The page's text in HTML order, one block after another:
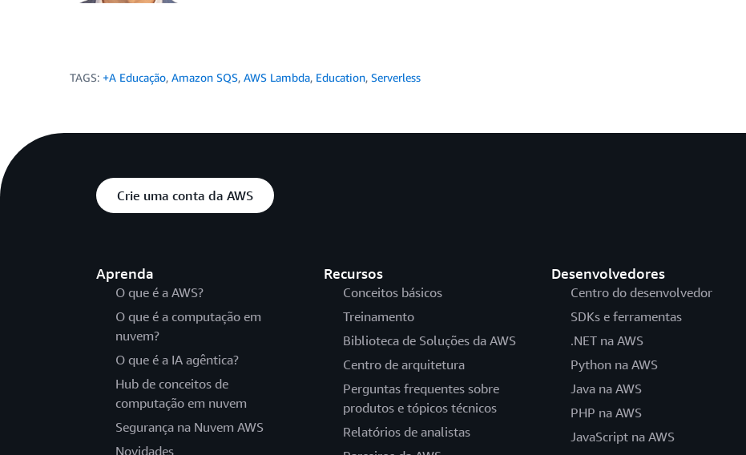
TAGS: +A Educação, Amazon SQS, AWS Lambda, Education, Serverless
Crie uma conta da AWS
Aprenda
O que é a AWS?
O que é a computação em
nuvem?
O que é a IA agêntica?
Hub de conceitos de
computação em nuvem
Segurança na Nuvem AWS
Novidades
Recursos
Conceitos básicos
Treinamento
Biblioteca de Soluções da AWS
Centro de arquitetura
Perguntas frequentes sobre
produtos e tópicos técnicos
Relatórios de analistas
Desenvolvedores
Centro do desenvolvedor
SDKs e ferramentas
.NET na AWS
Python na AWS
Java na AWS
PHP na AWS
JavaScript na AWS